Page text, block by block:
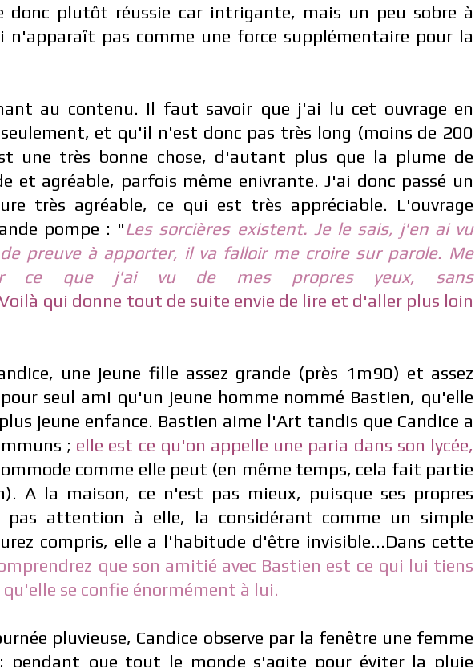
donc plutôt réussie car intrigante, mais un peu sobre à
pas comme une force supplémentaire pour la
au contenu. Il faut savoir que j'ai lu cet ouvrage en
et qu'il n'est donc pas très long (moins de 200
une très bonne chose, d'autant plus que la plume de
et agréable, parfois même enivrante. J'ai donc passé un
très agréable, ce qui est très appréciable. L'ouvrage
pompe : "Les sorcières existent. Je le sais, j'en ai vu
preuve à apporter, il va falloir me croire sur parole. Me
ce que j'ai vu de mes propres yeux, sans
qui donne tout de suite envie de lire et d'aller plus loin
une jeune fille assez grande (près 1m90) et assez
seul ami qu'un jeune homme nommé Bastien, qu'elle
jeune enfance. Bastien aime l'Art tandis que Candice a
; elle est ce qu'on appelle une paria dans son lycée,
comme elle peut (en même temps, cela fait partie
A la maison, ce n'est pas mieux, puisque ses propres
attention à elle, la considérant comme un simple
compris, elle a l'habitude d'être invisible...Dans cette
que son amitié avec Bastien est ce qui lui tiens
se confie énormément à lui.
pluvieuse, Candice observe par la fenêtre une femme
; pendant que tout le monde s'agite pour éviter la pluie